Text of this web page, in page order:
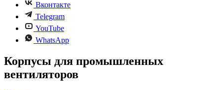
Вконтакте
Telegram
YouTube
WhatsApp
Корпусы для промышленных
вентиляторов